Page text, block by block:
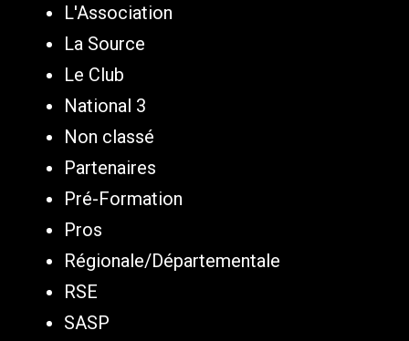
L'Association
La Source
Le Club
National 3
Non classé
Partenaires
Pré-Formation
Pros
Régionale/Départementale
RSE
SASP